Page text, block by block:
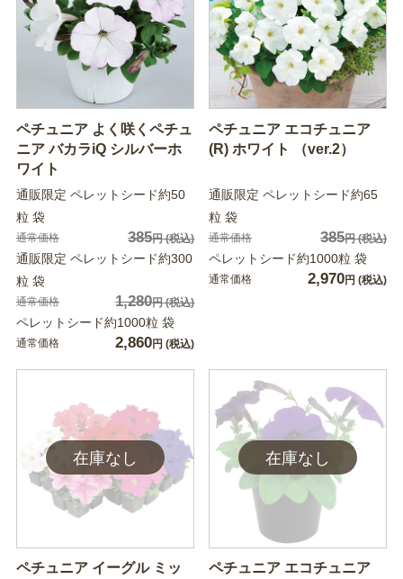
ペチュニア よく咲くペチュ
ニア バカラiQ シルバーホ
ワイト
通販限定 ペレットシード約50
粒 袋
通常価格 385円(税込)
通販限定 ペレットシード約300
粒 袋
通常価格 1,280円(税込)
ペレットシード約1000粒 袋
通常価格 2,860円 (税込)
ペチュニア エコチュニア
(R) ホワイト （ver.2）
通販限定 ペレットシード約65
粒 袋
通常価格 385円(税込)
ペレットシード約1000粒 袋
通常価格 2,970円 (税込)
ペチュニア イーグル ミッ
ペチュニア エコチュニア